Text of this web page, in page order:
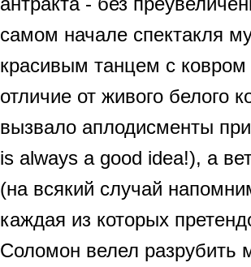
самом начале спектакля
красивым танцем с
отличие от живого белого
вызвало аплодисменты
is always a good idea!), а
(на всякий случай
каждая из которых
Соломон велел разрубить